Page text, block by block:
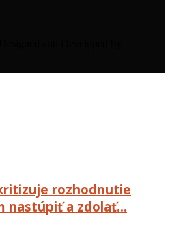
rozhodnutie
nastúpiť a zdolať…